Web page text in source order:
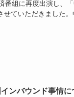
番組に再度出演し、
せていただきました
ンバウンド事情